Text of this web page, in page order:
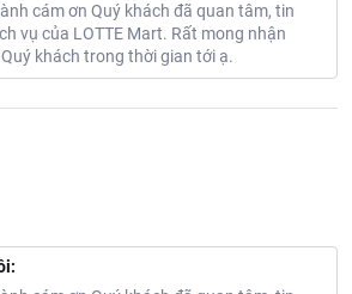
cám ơn Quý khách đã quan tâm, tin
vụ của LOTTE Mart. Rất mong nhận
khách trong thời gian tới ạ.